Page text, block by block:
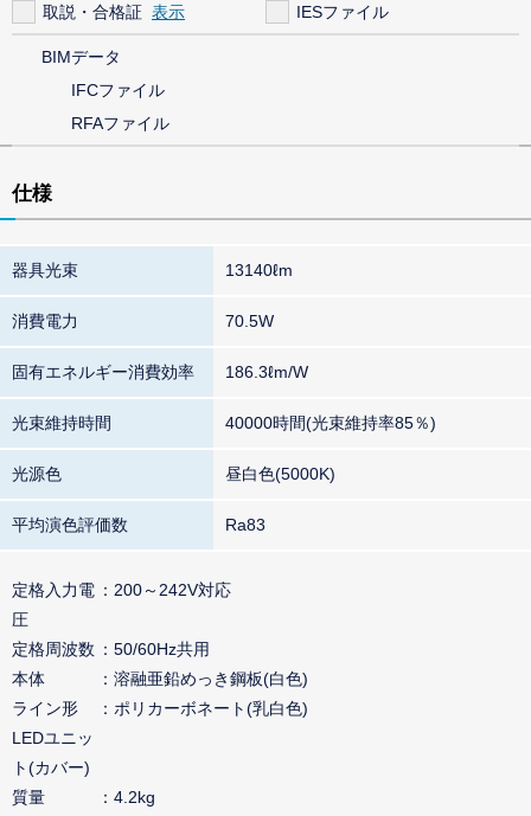
取説・合格証 IESファイル
BIMデータ
IFCファイル
RFAファイル
仕様
器具光束 13140ℓm
消費電力 70.5W
固有エネルギー消費効率 186.3ℓm/W
光束維持時間 40000時間(光束維持率85％)
光源色 昼白色(5000K)
平均演色評価数 Ra83
定格入力電
圧
200～242V対応
定格周波数
50/60Hz共用
本体
溶融亜鉛めっき鋼板(白色)
ライン形
LEDユニッ
ト(カバー)
ポリカーボネート(乳白色)
質量
4.2kg